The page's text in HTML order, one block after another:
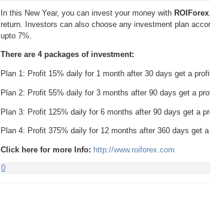
In this New Year, you can invest your money with ROIForex
return. Investors can also choose any investment plan
upto 7%.
There are 4 packages of investment:
Plan 1: Profit 15% daily for 1 month after 30 days get a
Plan 2: Profit 55% daily for 3 months after 90 days get a
Plan 3: Profit 125% daily for 6 months after 90 days get a
Plan 4: Profit 375% daily for 12 months after 360 days get
Click here for more Info: http://www.roiforex.com
0